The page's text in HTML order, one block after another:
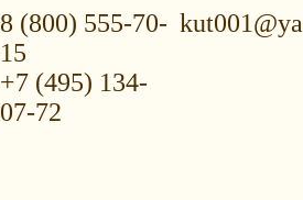
8 (800) 555-70-
15
+7 (495) 134-
07-72